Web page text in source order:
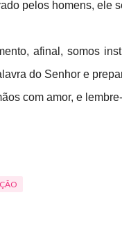
pelos homens, ele
afinal, somos
do Senhor e
com amor, e